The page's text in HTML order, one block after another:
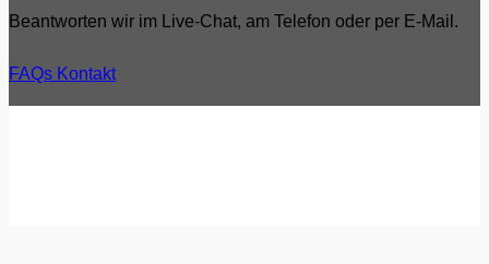
Beantworten wir im Live-Chat, am Telefon oder per E-Mail.
FAQs Kontakt